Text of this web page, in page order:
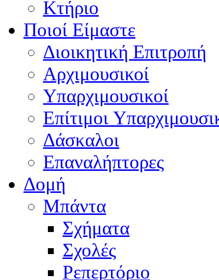
Κτήριο
Ποιοί Είμαστε
Διοικητική Επιτροπή
Aρχιμουσικοί
Υπαρχιμουσικοί
Επίτιμοι
Δάσκαλοι
Επαναλήπτορες
Δομή
Μπάντα
Σχήματα
Σχολές
Ρεπερτόριο